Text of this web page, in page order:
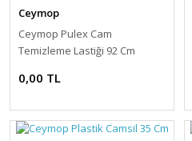
Ceymop
Ceymop Pulex Cam
Temizleme Lastiği 92 Cm
0,00 TL